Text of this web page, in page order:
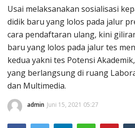
Galeri
Syarat dan Ketentuan
Aplikasi
Pengumuman
Layanan Publik
Usai melaksanakan sosialisasi
didik baru yang lolos pada jalur
cara pendaftaran ulang, kini
baru yang lolos pada jalur tes
kedua yakni tes Potensi
yang berlangsung di ruang
dan Multimedia.
admin Juni 15, 2021 05:27